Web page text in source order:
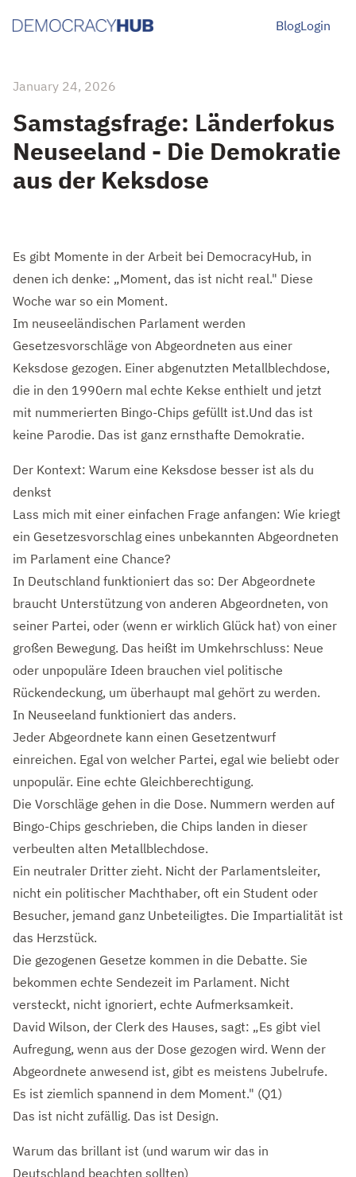
BlogLogin
January 24, 2026
Samstagsfrage: Länderfokus
Neuseeland - Die Demokratie
aus der Keksdose
Es gibt Momente in der Arbeit bei DemocracyHub, in
denen ich denke: „Moment, das ist nicht real." Diese
Woche war so ein Moment.
Im neuseeländischen Parlament werden
Gesetzesvorschläge von Abgeordneten aus einer
Keksdose gezogen. Einer abgenutzten Metallblechdose,
die in den 1990ern mal echte Kekse enthielt und jetzt
mit nummerierten Bingo-Chips gefüllt ist.Und das ist
keine Parodie. Das ist ganz ernsthafte Demokratie.
Der Kontext: Warum eine Keksdose besser ist als du
denkst
Lass mich mit einer einfachen Frage anfangen: Wie kriegt
ein Gesetzesvorschlag eines unbekannten Abgeordneten
im Parlament eine Chance?
In Deutschland funktioniert das so: Der Abgeordnete
braucht Unterstützung von anderen Abgeordneten, von
seiner Partei, oder (wenn er wirklich Glück hat) von einer
großen Bewegung. Das heißt im Umkehrschluss: Neue
oder unpopuläre Ideen brauchen viel politische
Rückendeckung, um überhaupt mal gehört zu werden.
In Neuseeland funktioniert das anders.
Jeder Abgeordnete kann einen Gesetzentwurf
einreichen. Egal von welcher Partei, egal wie beliebt oder
unpopulär. Eine echte Gleichberechtigung.
Die Vorschläge gehen in die Dose. Nummern werden auf
Bingo-Chips geschrieben, die Chips landen in dieser
verbeulten alten Metallblechdose.
Ein neutraler Dritter zieht. Nicht der Parlamentsleiter,
nicht ein politischer Machthaber, oft ein Student oder
Besucher, jemand ganz Unbeteiligtes. Die Impartialität ist
das Herzstück.
Die gezogenen Gesetze kommen in die Debatte. Sie
bekommen echte Sendezeit im Parlament. Nicht
versteckt, nicht ignoriert, echte Aufmerksamkeit.
David Wilson, der Clerk des Hauses, sagt: „Es gibt viel
Aufregung, wenn aus der Dose gezogen wird. Wenn der
Abgeordnete anwesend ist, gibt es meistens Jubelrufe.
Es ist ziemlich spannend in dem Moment." (Q1)
Das ist nicht zufällig. Das ist Design.
Warum das brillant ist (und warum wir das in
Deutschland beachten sollten)